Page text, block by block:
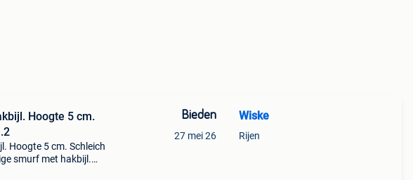
Hoogte 5 cm.
Hoogte 5 cm. Schleich
smurf met hakbijl.
Bieden
27 mei 26
Wiske
Rijen